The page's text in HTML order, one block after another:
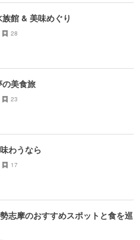
館 & 美味めぐり
28
美食旅
23
わうなら
17
志摩のおすすめスポットと食を巡